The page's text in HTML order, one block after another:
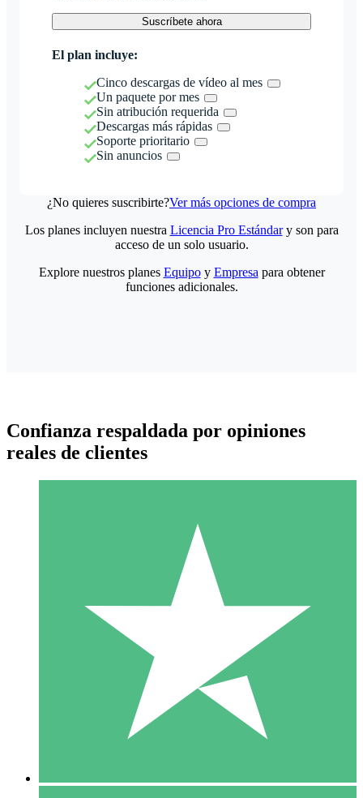
Suscríbete ahora
El plan incluye:
Cinco descargas de vídeo al mes
Un paquete por mes
Sin atribución requerida
Descargas más rápidas
Soporte prioritario
Sin anuncios
¿No quieres suscribirte?Ver más opciones de compra
Paquetes de Créditos Individuales
Paga según el uso con créditos de descarga. Sin compromiso
10 00
Los planes incluyen nuestra Licencia Pro Estándary son para
acceso de un solo usuario.
Explore nuestros planes Equipoy Empresa para obtener
funciones adicionales.
Confianza respaldada por opiniones
reales de clientes